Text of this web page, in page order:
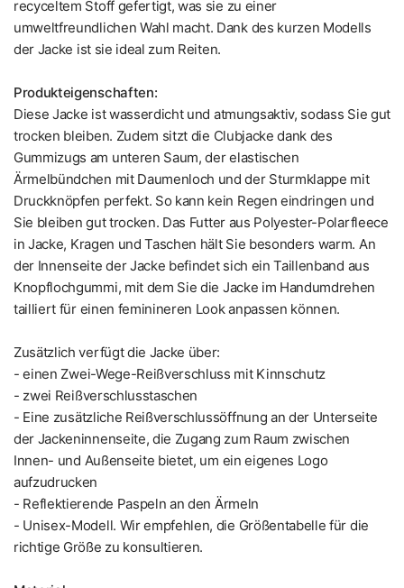
recyceltem Stoff gefertigt, was sie zu einer
umweltfreundlichen Wahl macht. Dank des kurzen Modells
der Jacke ist sie ideal zum Reiten.
Produkteigenschaften:
Diese Jacke ist wasserdicht und atmungsaktiv, sodass Sie gut
trocken bleiben. Zudem sitzt die Clubjacke dank des
Gummizugs am unteren Saum, der elastischen
Ärmelbündchen mit Daumenloch und der Sturmklappe mit
Druckknöpfen perfekt. So kann kein Regen eindringen und
Sie bleiben gut trocken. Das Futter aus Polyester-Polarfleece
in Jacke, Kragen und Taschen hält Sie besonders warm. An
der Innenseite der Jacke befindet sich ein Taillenband aus
Knopflochgummi, mit dem Sie die Jacke im Handumdrehen
tailliert für einen feminineren Look anpassen können.
Zusätzlich verfügt die Jacke über:
- einen Zwei-Wege-Reißverschluss mit Kinnschutz
- zwei Reißverschlusstaschen
- Eine zusätzliche Reißverschlussöffnung an der Unterseite
der Jackeninnenseite, die Zugang zum Raum zwischen
Innen- und Außenseite bietet, um ein eigenes Logo
aufzudrucken
- Reflektierende Paspeln an den Ärmeln
- Unisex-Modell. Wir empfehlen, die Größentabelle für die
richtige Größe zu konsultieren.